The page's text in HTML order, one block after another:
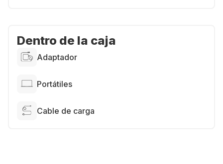
Dentro de la caja
Adaptador
Portátiles
Cable de carga